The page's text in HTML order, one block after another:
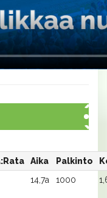
Aika Palkinto
14,7a 1000